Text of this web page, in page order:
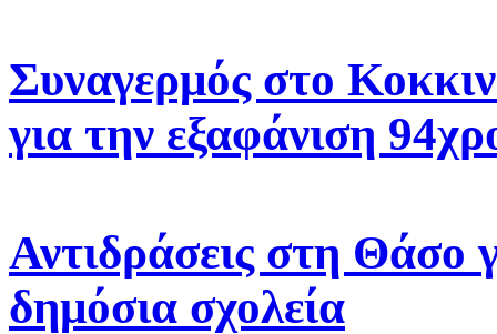
Συναγερμός στο
για την εξαφάνιση
Αντιδράσεις στη Θάσο
δημόσια σχολεία